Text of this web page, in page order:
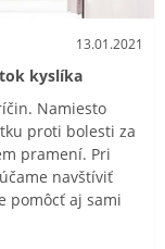
13.01.2021
kyslíka
Namiesto
proti bolesti za
pramení. Pri
navštíviť
pomôcť aj sami